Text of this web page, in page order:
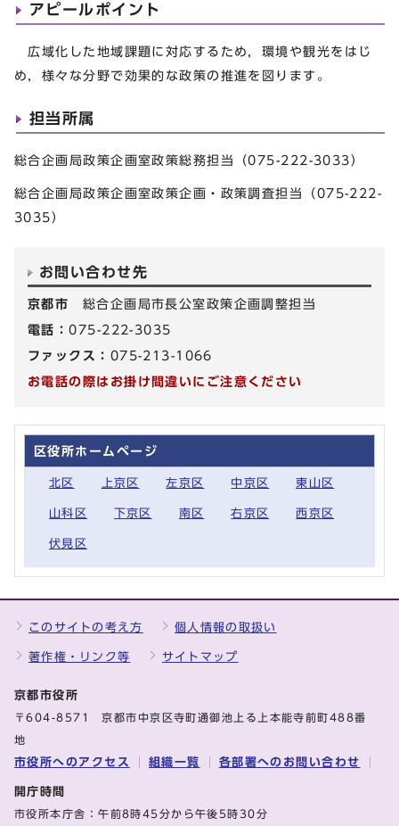
アピールポイント
広域化した地域課題に対応するため，環境や観光をはじ
め，様々な分野で効果的な政策の推進を図ります。
担当所属
総合企画局政策企画室政策総務担当（075-222-3033）
総合企画局政策企画室政策企画・政策調査担当（075-222-
3035）
お問い合わせ先
京都市 総合企画局市長公室政策企画調整担当
電話：075-222-3035
ファックス： 075-213-1066
お電話の際はお掛け間違いにご注意ください
区役所ホームページ
北区 上京区 左京区 中京区 東山区
山科区 下京区 南区 右京区 西京区
伏見区
このサイトの考え方 個人情報の取扱い
著作権・リンク等 サイトマップ
京都市役所
〒604-8571 京都市中京区寺町通御池上る上本能寺前町488番
地
市役所へのアクセス 組織一覧 各部署へのお問い合わせ
開庁時間
市役所本庁舎：午前8時45分から午後5時30分